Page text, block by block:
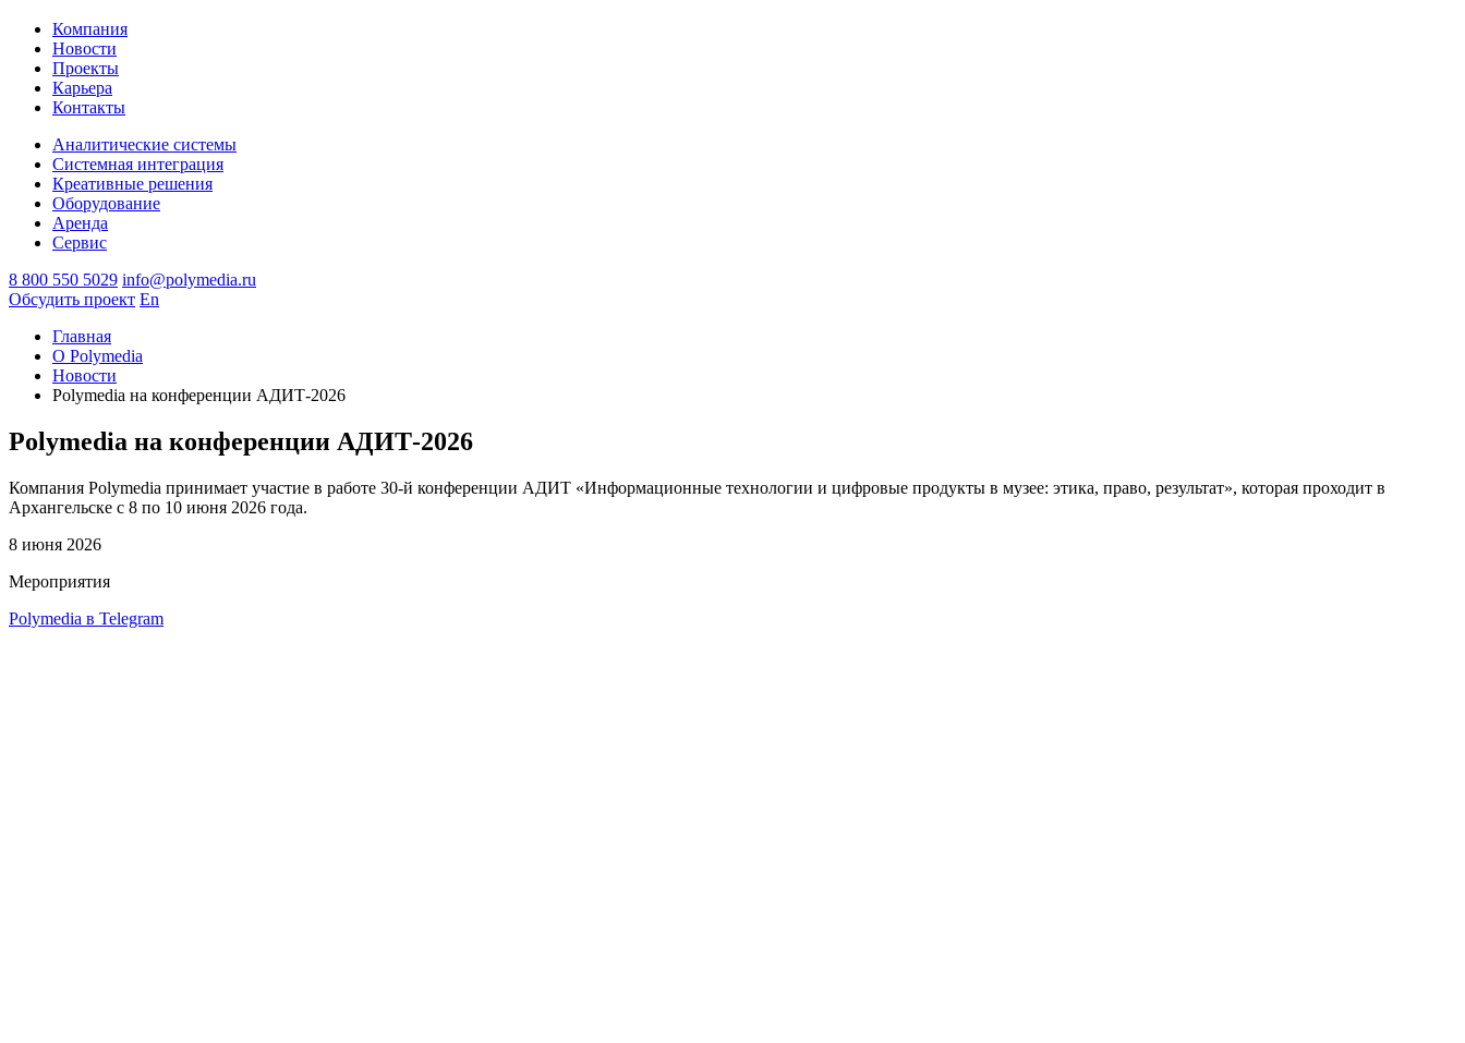
Компания
Новости
Проекты
Карьера
Контакты
Аналитические системы
Системная интеграция
Креативные решения
Оборудование
Аренда
Сервис
8 800 550 5029 info@polymedia.ru
Обсудить проект En
Главная
О Polymedia
Новости
Polymedia на конференции АДИТ‑2026
Polymedia на конференции АДИТ‑2026
Компания Polymedia принимает участие в работе 30‑й конференции АДИТ «Информационные технологии и цифровые продукты в музее: этика, право, результат», которая проходит в
Архангельске с 8 по 10 июня 2026 года.
8 июня 2026
Мероприятия
Polymedia в Telegram